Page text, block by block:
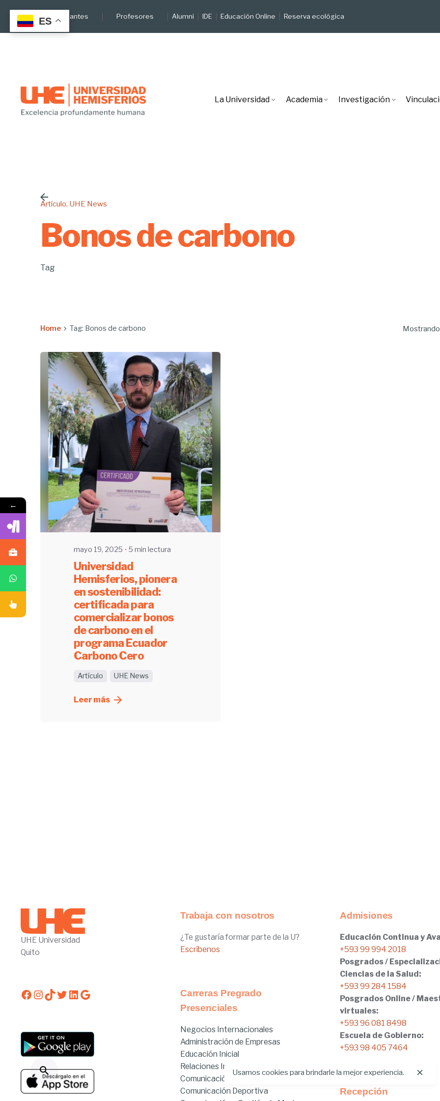
content
Estudiantes Profesores Alumni IDE Educación Online Reserva ecológica
La Universidad Academia Investigación
Artículo UHE News
Bonos de carbono
Tag
Home Tag: Bonos de carbono
UHE
mayo 19, 2025 5 min lectura
Universidad
Hemisferios, pionera
en sostenibilidad:
certificada para
comercializar bonos
de carbono en el
programa Ecuador
Carbono Cero
Artículo UHE News
Leer más
UHE Universidad
Quito
Facebook
Instagram
TikTok
Twitter
LinkedIn
Google
Trabaja con nosotros
¿Te gustaría formar parte de la U?
Escríbenos
Carreras Pregrado
Presenciales
Negocios Internacionales
Administración de Empresas
Educación Inicial
Relaciones Internacionales
Comunicación
Comunicación Deportiva
Admisiones
Educación Continua y
+593 99 994 2018
Posgrados /
Ciencias de la Salud:
+593 99 284 1584
Posgrados Online /
virtuales:
+593 96 081 8498
Escuela de Gobierno:
+593 98 405 7464
Recepción
Usamos cookies para brindarle la mejor experiencia.
ES
←